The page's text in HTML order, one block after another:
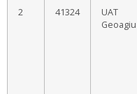
2 41324
UAT
Geoagiu